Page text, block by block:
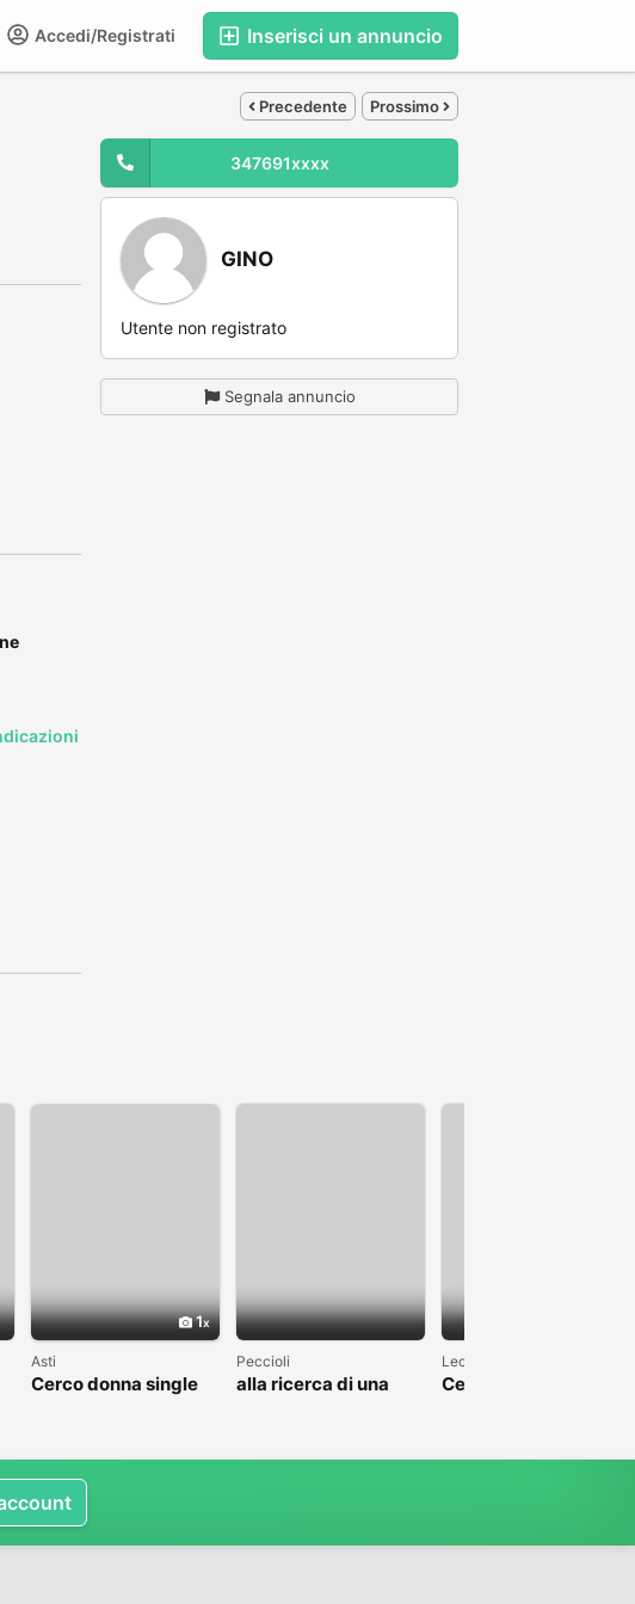
Inserisci un annuncio
Accedi/Registrati
Precedente Prossimo
347691xxxx
GINO
Utente non registrato
Segnala annuncio
1
Asti
Cerco donna single
Peccioli
alla ricerca di una
Lecce
Cerco giovane